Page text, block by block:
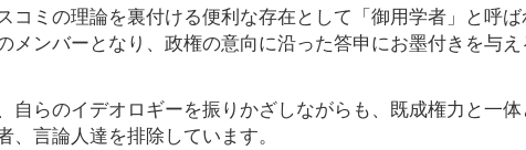
コミの理論を裏付ける便利な存在として「御用学者」と呼
メンバーとなり、政権の意向に沿った答申にお墨付きを与
らのイデオロギーを振りかざしながらも、既成権力と一体
言論人達を排除しています。